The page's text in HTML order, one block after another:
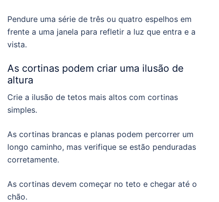
Pendure uma série de três ou quatro espelhos em
frente a uma janela para refletir a luz que entra e a
vista.
As cortinas podem criar uma ilusão de
altura
Crie a ilusão de tetos mais altos com cortinas
simples.
As cortinas brancas e planas podem percorrer um
longo caminho, mas verifique se estão penduradas
corretamente.
As cortinas devem começar no teto e chegar até o
chão.